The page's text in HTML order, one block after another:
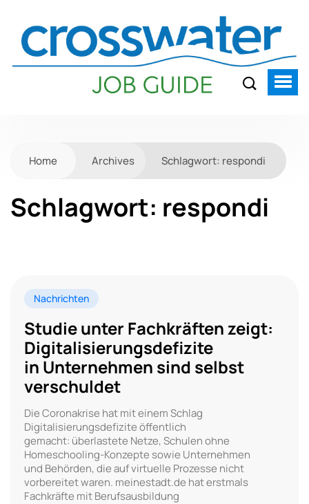
Home Archives Schlagwort: respondi
Schlagwort: respondi
Nachrichten
Studie unter Fachkräften zeigt:
Digitalisierungsdefizite
in Unternehmen sind selbst
verschuldet
Die Coronakrise hat mit einem Schlag
Digitalisierungsdefizite öffentlich
gemacht: überlastete Netze, Schulen ohne
Homeschooling-Konzepte sowie Unternehmen
und Behörden, die auf virtuelle Prozesse nicht
vorbereitet waren. meinestadt.de hat erstmals
Fachkräfte mit Berufsausbildung